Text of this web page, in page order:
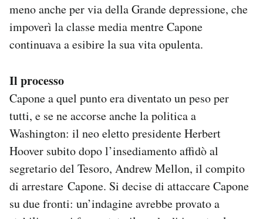
meno anche per via della Grande depressione, che
impoverì la classe media mentre Capone
continuava a esibire la sua vita opulenta.
Il processo
Capone a quel punto era diventato un peso per
tutti, e se ne accorse anche la politica a
Washington: il neo eletto presidente Herbert
Hoover subito dopo l’insediamento affidò al
segretario del Tesoro, Andrew Mellon, il compito
di arrestare Capone. Si decise di attaccare Capone
su due fronti: un’indagine avrebbe provato a